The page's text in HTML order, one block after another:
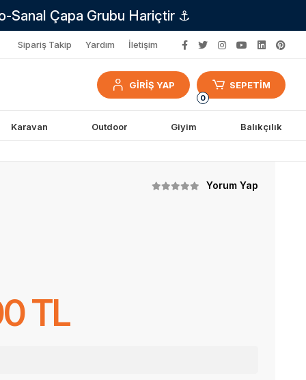
Sanal Çapa Grubu Hariçtir ⚓
Sipariş Takip Yardım İletişim
GİRİŞ YAP
0
SEPETİM
Karavan Outdoor Giyim Balıkçılık
Yorum Yap
TL